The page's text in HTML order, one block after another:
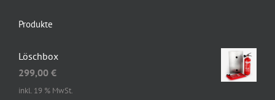
Produkte
Löschbox
299,00 €
inkl. 19 % MwSt.